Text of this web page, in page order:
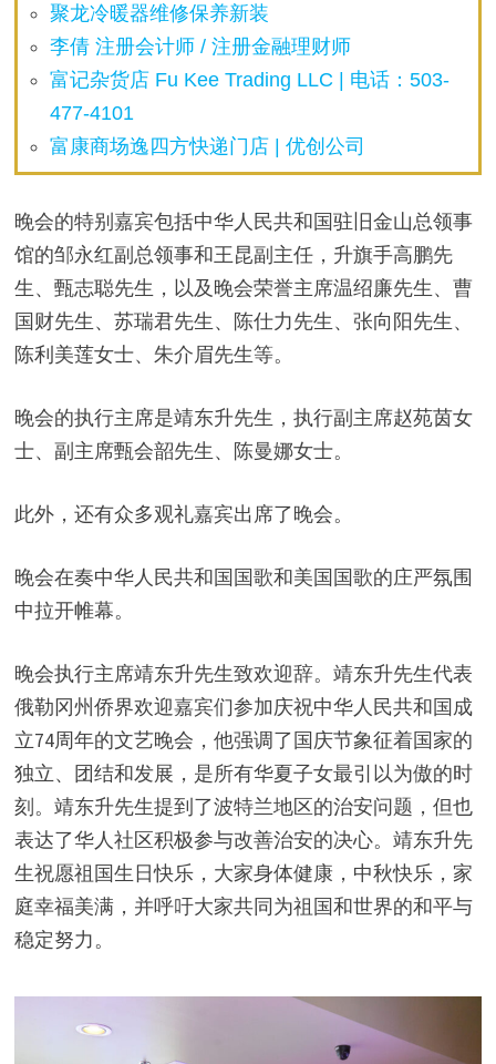
聚龙冷暖器维修保养新装
李倩 注册会计师 / 注册金融理财师
富记杂货店 Fu Kee Trading LLC | 电话：503-
477-4101
富康商场逸四方快递门店 | 优创公司
晚会的特别嘉宾包括中华人民共和国驻旧金山总领事
馆的邹永红副总领事和王昆副主任，升旗手高鹏先
生、甄志聪先生，以及晚会荣誉主席温绍廉先生、曹
国财先生、苏瑞君先生、陈仕力先生、张向阳先生、
陈利美莲女士、朱介眉先生等。
晚会的执行主席是靖东升先生，执行副主席赵苑茵女
士、副主席甄会韶先生、陈曼娜女士。
此外，还有众多观礼嘉宾出席了晚会。
晚会在奏中华人民共和国国歌和美国国歌的庄严氛围
中拉开帷幕。
晚会执行主席靖东升先生致欢迎辞。靖东升先生代表
俄勒冈州侨界欢迎嘉宾们参加庆祝中华人民共和国成
立74周年的文艺晚会，他强调了国庆节象征着国家的
独立、团结和发展，是所有华夏子女最引以为傲的时
刻。靖东升先生提到了波特兰地区的治安问题，但也
表达了华人社区积极参与改善治安的决心。靖东升先
生祝愿祖国生日快乐，大家身体健康，中秋快乐，家
庭幸福美满，并呼吁大家共同为祖国和世界的和平与
稳定努力。